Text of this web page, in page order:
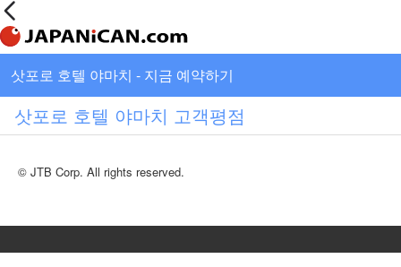
삿포로 호텔 야마치 - 지금 예약하기
삿포로 호텔 야마치 고객평점
© JTB Corp. All rights reserved.